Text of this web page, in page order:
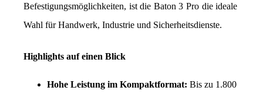
Befestigungsmöglichkeiten, ist die Baton 3 Pro die ideale
Wahl für Handwerk, Industrie und Sicherheitsdienste.
Highlights auf einen Blick
Hohe Leistung im Kompaktformat: Bis zu 1.800